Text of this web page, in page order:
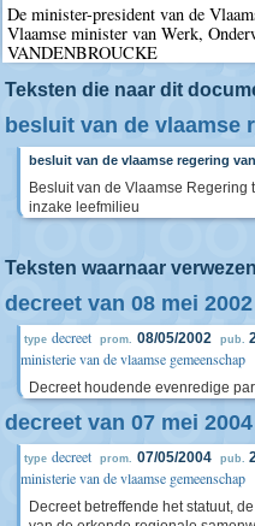
De minister-president van de
Vlaamse minister van Werk,
VANDENBROUCKE
Teksten die naar dit
besluit van de vlaamse
besluit van de vlaamse regering
Besluit van de Vlaamse
inzake leefmilieu
Teksten waarnaar
decreet van 08 mei 2002
type decreet prom. 08/05/2002 pub.
ministerie van de vlaamse gemeenschap
Decreet houdende evenredige
decreet van 07 mei 2004
type decreet prom. 07/05/2004 pub.
ministerie van de vlaamse gemeenschap
Decreet betreffende het statuut,